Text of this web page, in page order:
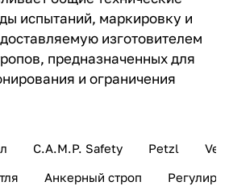
испытаний, маркировку и
изготовителем
предназначенных для
и ограничения
C.A.M.P. Safety Petzl
Анкерный строп